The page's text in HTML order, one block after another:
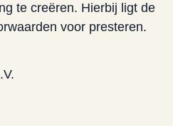
te creëren. Hierbij ligt de
voor presteren.